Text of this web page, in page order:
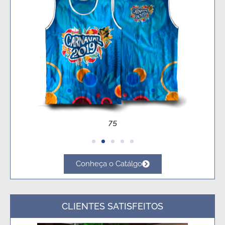
Conheça o Catálgo
CLIENTES SATISFEITOS